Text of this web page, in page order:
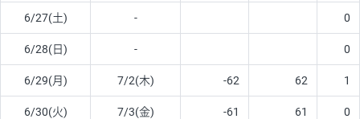
6/27(土) - 0
6/28(日) - 0
6/29(月) 7/2(木) -62 62 1
6/30(火) 7/3(金) -61 61 0